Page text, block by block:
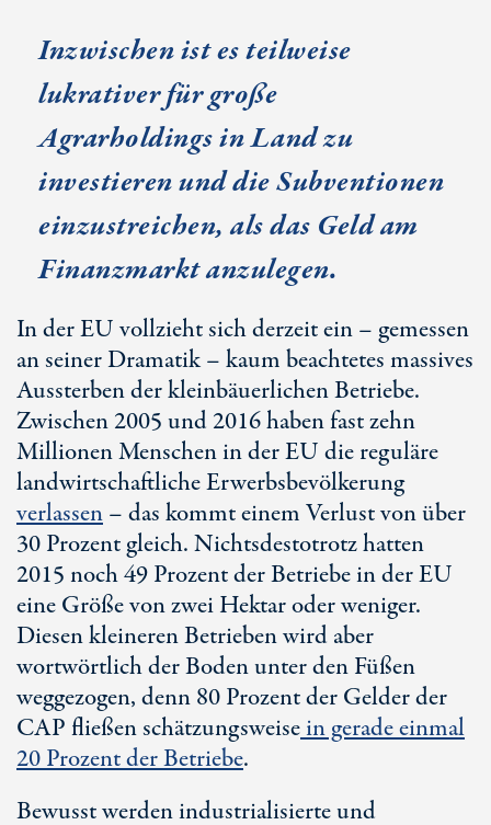
Inzwischen ist es teilweise
lukrativer für große
Agrarholdingsin Land zu
investierenund die Subventionen
einzustreichen, als das Geld am
Finanzmarkt anzulegen.
In der EU vollzieht sich derzeit ein – gemessen
an seiner Dramatik – kaum beachtetes massives
Aussterben der kleinbäuerlichen Betriebe.
Zwischen 2005 und 2016 haben fast zehn
Millionen Menschen in der EU die reguläre
landwirtschaftliche Erwerbsbevölkerung
verlassen– das kommt einem Verlust von über
30 Prozent gleich. Nichtsdestotrotz hatten
2015 noch 49 Prozent der Betriebe in der EU
eine Größe von zwei Hektar oder weniger.
Diesen kleineren Betrieben wird aber
wortwörtlich der Boden unter den Füßen
weggezogen, denn 80 Prozent der Gelder der
CAP fließen schätzungsweisein gerade einmal
20 Prozent der Betriebe.
Bewusst werden industrialisierte und